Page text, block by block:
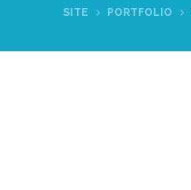
SITE PORTFOLIO